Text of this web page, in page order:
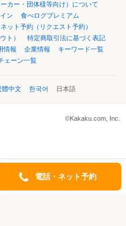
カー・団体様等向け）について
ン
食べログプレミアム
ネット予約（リクエスト予約）
ト）
特定商取引法に基づく表記
情報 企業情報
キーワード一覧
ェーン一覧
體中文 한국어 日本語
©Kakaku.com, Inc.
電話・ネット予約